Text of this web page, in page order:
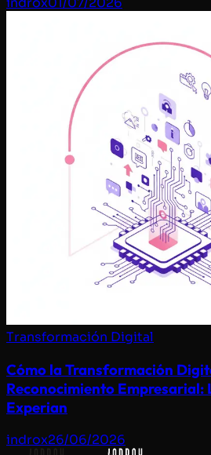
Transformación Digital
Cómo la Transformación
Reconocimiento Empresarial:
Experian
indrox26/06/2026